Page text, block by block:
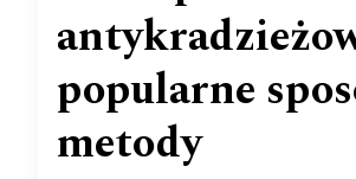
popularne
metody